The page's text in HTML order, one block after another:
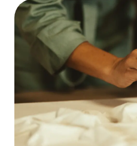
Finansiering
Skatt
Företagande
Marknadsföring
Import
Kalkylatorer